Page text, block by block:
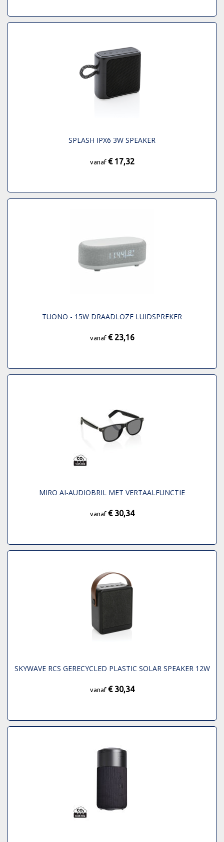
SPLASH IPX6 3W SPEAKER
vanaf € 17,32
TUONO - 15W DRAADLOZE LUIDSPREKER
vanaf € 23,16
MIRO AI-AUDIOBRIL MET VERTAALFUNCTIE
vanaf € 30,34
SKYWAVE RCS GERECYCLED PLASTIC SOLAR SPEAKER 12W
vanaf € 30,34